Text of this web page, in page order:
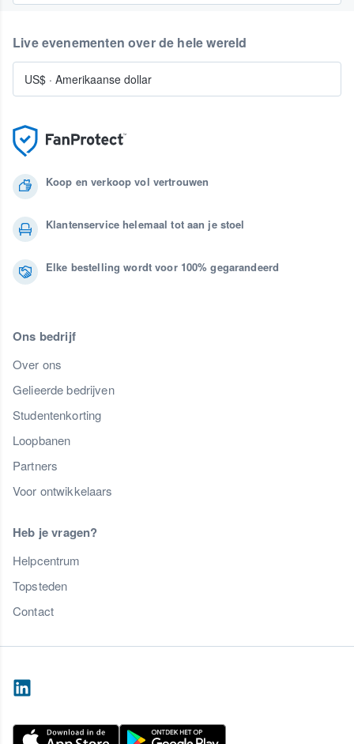
Koop en verkoop vol vertrouwen
Klantenservice helemaal tot aan je stoel
Elke bestelling wordt voor 100% gegarandeerd
Ons bedrijf
Over ons
Gelieerde bedrijven
Studentenkorting
Loopbanen
Partners
Voor ontwikkelaars
Heb je vragen?
Helpcentrum
Topsteden
Contact
Live evenementen over de hele wereld
US$ · Amerikaanse dollar